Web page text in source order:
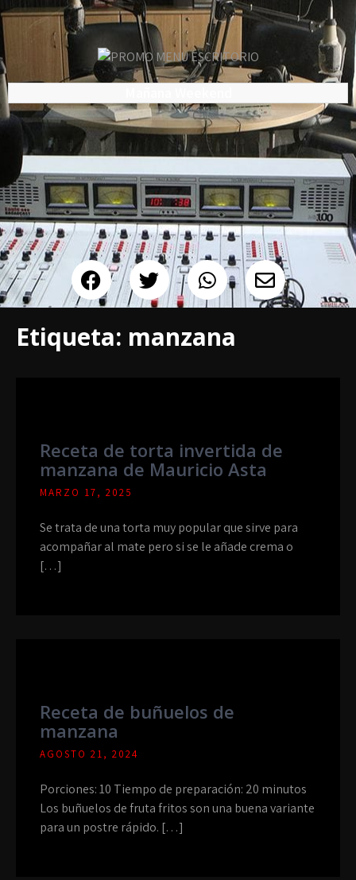
Etiqueta: manzana
Receta de torta invertida de
manzana de Mauricio Asta
MARZO 17, 2025
Se trata de una torta muy popular que sirve para
acompañar al mate pero si se le añade crema o
[…]
Receta de buñuelos de
manzana
AGOSTO 21, 2024
Porciones: 10 Tiempo de preparación: 20 minutos
Los buñuelos de fruta fritos son una buena variante
para un postre rápido. […]